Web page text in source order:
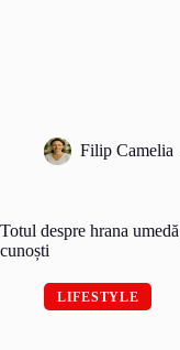
Filip Camelia
Totul despre hrana
cunoști
LIFESTYLE